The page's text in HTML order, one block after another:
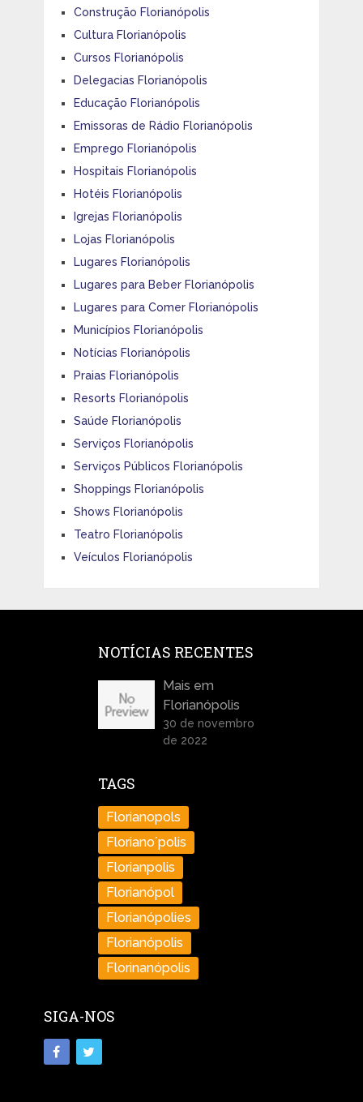
Construção Florianópolis
Cultura Florianópolis
Cursos Florianópolis
Delegacias Florianópolis
Educação Florianópolis
Emissoras de Rádio Florianópolis
Emprego Florianópolis
Hospitais Florianópolis
Hotéis Florianópolis
Igrejas Florianópolis
Lojas Florianópolis
Lugares Florianópolis
Lugares para Beber Florianópolis
Lugares para Comer Florianópolis
Municípios Florianópolis
Notícias Florianópolis
Praias Florianópolis
Resorts Florianópolis
Saúde Florianópolis
Serviços Florianópolis
Serviços Públicos Florianópolis
Shoppings Florianópolis
Shows Florianópolis
Teatro Florianópolis
Veículos Florianópolis
NOTÍCIAS RECENTES
Mais em
Florianópolis
30 de novembro
de 2022
TAGS
Florianopols
Floriano´polis
Florianpolis
Florianópol
Florianópolies
Florianópolis
Florinanópolis
SIGA-NOS